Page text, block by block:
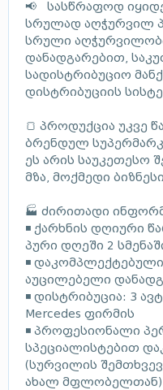
📢 სასწრაფოდ
სრულად აღჭურვილ
სრული
დანადგარებით,
სადისტრიბუციო
დისტრიბუციის
🍞 პროდუქცია უკვე
ბრენდულ
ეს არის საუკეთესო
მზა, მოქმედი
🏭 ძირითადი
◾ ქარხნის დღიური
პური დღეში 2
◾
აუცილებელი
◾ დისტრიბუცია: 3
Mercedes ფირმის
◾ პროფესიონალი
სპეციალისტებით
(სურვილის
ახალ მფლობელთან)